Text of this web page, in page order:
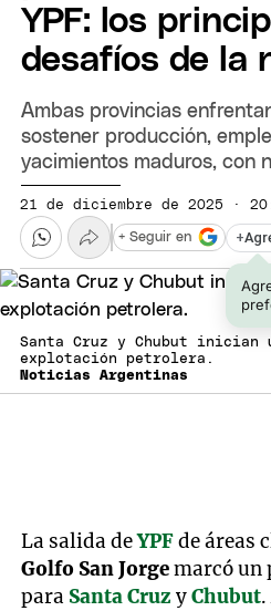
YPF: los
desafíos de la
Ambas provincias
sostener producción,
yacimientos maduros, con
21 de diciembre de 2025 ·
+
+ Seguir en
Santa Cruz y Chubut inician
explotación petrolera.
Noticias Argentinas
La salida deYPFde áreas
Golfo San Jorgemarcó un
para Santa Cruz yChubut